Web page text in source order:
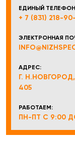
ЕДИНЫЙ
+ 7 (831) 218-
ЭЛЕКТРОННАЯ
АДРЕС:
Г.
405
РАБОТАЕМ:
ПН-ПТ С 9:00